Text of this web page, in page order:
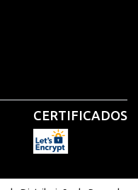
CERTIFICADOS